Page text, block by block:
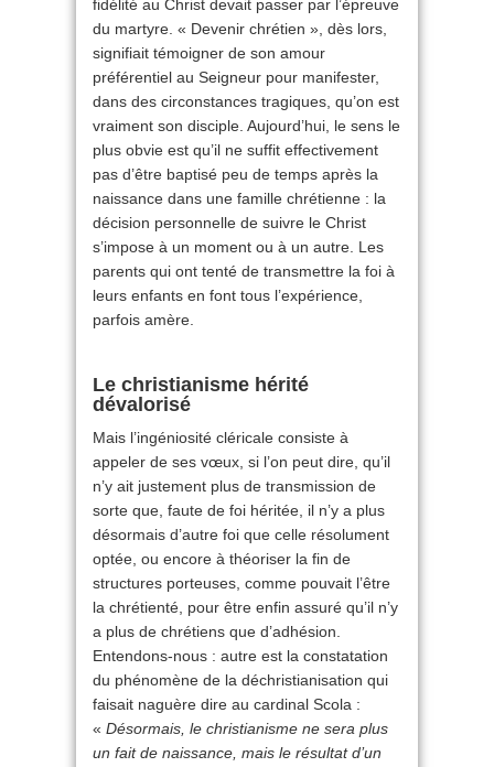
fidélité au Christ devait passer par l’épreuve
du martyre. « Devenir chrétien », dès lors,
signifiait témoigner de son amour
préférentiel au Seigneur pour manifester,
dans des circonstances tragiques, qu’on est
vraiment son disciple. Aujourd’hui, le sens le
plus obvie est qu’il ne suffit effectivement
pas d’être baptisé peu de temps après la
naissance dans une famille chrétienne : la
décision personnelle de suivre le Christ
s’impose à un moment ou à un autre. Les
parents qui ont tenté de transmettre la foi à
leurs enfants en font tous l’expérience,
parfois amère.
Le christianisme hérité
dévalorisé
Mais l’ingéniosité cléricale consiste à
appeler de ses vœux, si l’on peut dire, qu’il
n’y ait justement plus de transmission de
sorte que, faute de foi héritée, il n’y a plus
désormais d’autre foi que celle résolument
optée, ou encore à théoriser la fin de
structures porteuses, comme pouvait l’être
la chrétienté, pour être enfin assuré qu’il n’y
a plus de chrétiens que d’adhésion.
Entendons-nous : autre est la constatation
du phénomène de la déchristianisation qui
faisait naguère dire au cardinal Scola :
« Désormais, le christianisme ne sera plus
un fait de naissance, mais le résultat d’un